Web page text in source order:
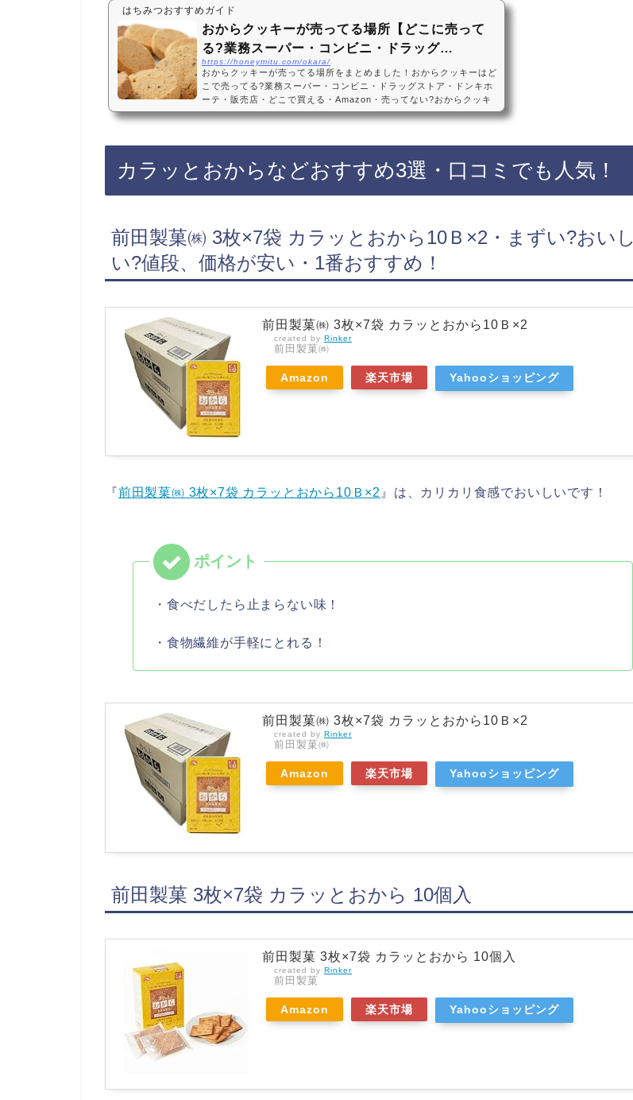
はちみつおすすめガイド
おからクッキーが売ってる場所【どこに売って
る?業務スーパー・コンビニ・ドラッグ…
https://honeymitu.com/okara/
おからクッキーが売ってる場所をまとめました！おからクッキーはど
こで売ってる?業務スーパー・コンビニ・ドラッグストア・ドンキホ
ーテ・販売店・どこで買える・Amazon・売ってない?おからクッキ
ーは、業務スーパー、コンビニ、ドラッグストア、ドンキホーテなど
クッキー ダイエット クッキー グルテンフリー Triple Free (個包装)
サク…
カラッとおからなどおすすめ3選・口コミでも人気！
前田製菓㈱ 3枚×7袋 カラッとおから10Ｂ×2・まずい?おいし
い?値段、価格が安い・1番おすすめ！
前田製菓㈱ 3枚×7袋 カラッとおから10Ｂ×2
created by Rinker
前田製菓㈱
Amazon 楽天市場 Yahooショッピング
『 前田製菓㈱ 3枚×7袋 カラッとおから10Ｂ×2』は、カリカリ食感でおいしいです！
・食べだしたら止まらない味！
・食物繊維が手軽にとれる！
前田製菓㈱ 3枚×7袋 カラッとおから10Ｂ×2
created by Rinker
前田製菓㈱
Amazon 楽天市場 Yahooショッピング
前田製菓 3枚×7袋 カラッとおから 10個入
前田製菓 3枚×7袋 カラッとおから 10個入
created by Rinker
前田製菓
Amazon 楽天市場 Yahooショッピング